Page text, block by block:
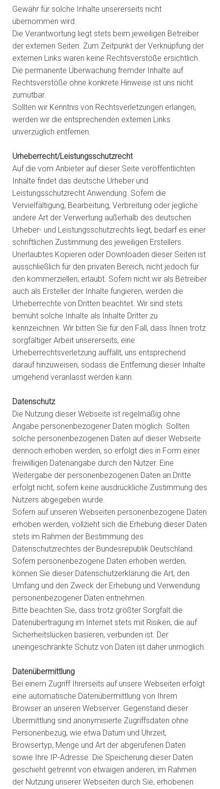
Gewähr für solche Inhalte unsererseits nicht
übernommen wird.
Die Verantwortung liegt stets beim jeweiligen Betreiber
der externen Seiten. Zum Zeitpunkt der Verknüpfung der
externen Links waren keine Rechtsverstöße ersichtlich.
Die permanente Überwachung fremder Inhalte auf
Rechtsverstöße ohne konkrete Hinweise ist uns nicht
zumutbar.
Sollten wir Kenntnis von Rechtsverletzungen erlangen,
werden wir die entsprechenden externen Links
unverzüglich entfernen.
Urheberrecht/Leistungsschutzrecht
Auf die vom Anbieter auf dieser Seite veröffentlichten
Inhalte findet das deutsche Urheber und
Leistungsschutzrecht Anwendung. Sofern die
Vervielfältigung, Bearbeitung, Verbreitung oder jegliche
andere Art der Verwertung außerhalb des deutschen
Urheber- und Leistungsschutzrechts liegt, bedarf es einer
schriftlichen Zustimmung des jeweiligen Erstellers.
Unerlaubtes Kopieren oder Downloaden dieser Seiten ist
ausschließlich für den privaten Bereich, nicht jedoch für
den kommerziellen, erlaubt. Sofern nicht wir als Betreiber
auch als Ersteller der Inhalte fungieren, werden die
Urheberrechte von Dritten beachtet. Wir sind stets
bemüht solche Inhalte als Inhalte Dritter zu
kennzeichnen. Wir bitten Sie für den Fall, dass Ihnen trotz
sorgfältiger Arbeit unsererseits, eine
Urheberrechtsverletzung auffällt, uns entsprechend
darauf hinzuweisen, sodass die Entfernung dieser Inhalte
umgehend veranlasst werden kann.
Datenschutz
Die Nutzung dieser Webseite ist regelmäßig ohne
Angabe personenbezogener Daten möglich. Sollten
solche personenbezogenen Daten auf dieser Webseite
dennoch erhoben werden, so erfolgt dies in Form einer
freiwilligen Datenangabe durch den Nutzer. Eine
Weitergabe der personenbezogenen Daten an Dritte
erfolgt nicht, sofern keine ausdrückliche Zustimmung des
Nutzers abgegeben wurde.
Sofern auf unseren Webseiten personenbezogene Daten
erhoben werden, vollzieht sich die Erhebung dieser Daten
stets im Rahmen der Bestimmung des
Datenschutzrechtes der Bundesrepublik Deutschland.
Sofern personenbezogene Daten erhoben werden,
können Sie dieser Datenschutzerklärung die Art, den
Umfang und den Zweck der Erhebung und Verwendung
personenbezogener Daten entnehmen.
Bitte beachten Sie, dass trotz größter Sorgfalt die
Datenübertragung im Internet stets mit Risiken, die auf
Sicherheitslücken basieren, verbunden ist. Der
uneingeschränkte Schutz von Daten ist daher unmöglich.
Datenübermittlung
Bei einem Zugriff Ihrerseits auf unsere Webseiten erfolgt
eine automatische Datenübermittlung von Ihrem
Browser an unseren Webserver. Gegenstand dieser
Übermittlung sind anonymisierte Zugriffsdaten ohne
Personenbezug, wie etwa Datum und Uhrzeit,
Browsertyp, Menge und Art der abgerufenen Daten
sowie Ihre IP-Adresse. Die Speicherung dieser Daten
geschieht getrennt von etwaigen anderen, im Rahmen
der Nutzung unserer Webseiten durch Sie, erhobenen